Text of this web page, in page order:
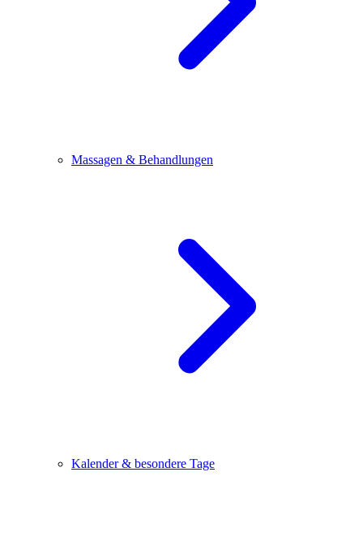
Massagen & Behandlungen
Kalender & besondere Tage